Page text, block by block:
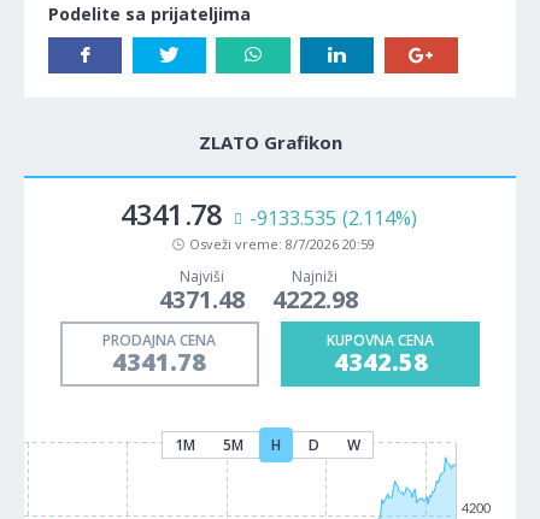
Podelite sa prijateljima
ZLATO Grafikon
4341.78 -9133.535 (2.114%)
Osveži vreme: 8/7/2026 20:59
Najviši
4371.48
Najniži
4222.98
PRODAJNA CENA
4341.78
KUPOVNA CENA
4342.58
1M 5M H D W
4200